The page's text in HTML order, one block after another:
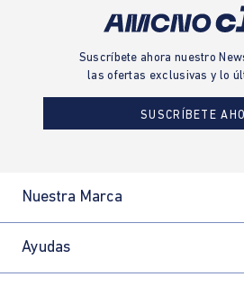
Suscríbete ahora nuestro
las ofertas exclusivas y lo
SUSCRÍBETE
Nuestra Marca
Ayudas